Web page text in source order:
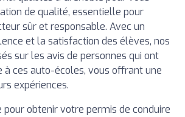
de qualité, essentielle pour
sûr et responsable. Avec un
et la satisfaction des élèves, nos
sur les avis de personnes qui ont
à ces auto-écoles, vous offrant une
expériences.
pour obtenir votre permis de conduire